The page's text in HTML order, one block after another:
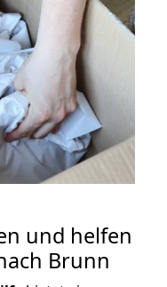
und helfen
Brunn